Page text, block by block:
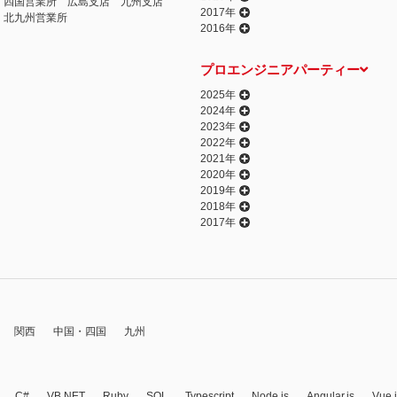
北九州営業所
2017年
2016年
プロエンジニアパーティー
2025年
2024年
2023年
2022年
2021年
2020年
2019年
2018年
2017年
関西 中国・四国 九州